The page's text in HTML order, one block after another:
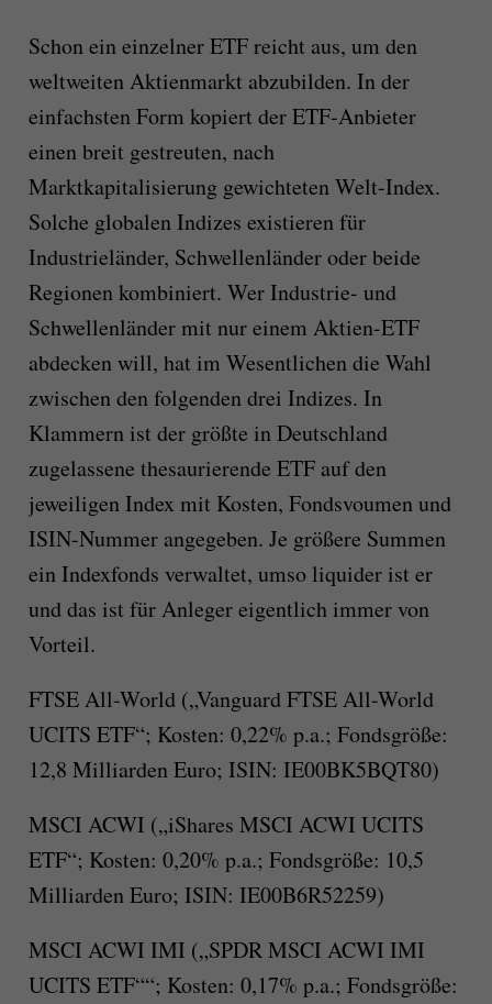
Schon ein einzelner ETF reicht aus, um den
weltweiten Aktienmarkt abzubilden. In der
einfachsten Form kopiert der ETF-Anbieter
einen breit gestreuten, nach
Marktkapitalisierung gewichteten Welt-Index.
Solche globalen Indizes existieren für
Industrieländer, Schwellenländer oder beide
Regionen kombiniert. Wer Industrie- und
Schwellenländer mit nur einem Aktien-ETF
abdecken will, hat im Wesentlichen die Wahl
zwischen den folgenden drei Indizes. In
Klammern ist der größte in Deutschland
zugelassene thesaurierende ETF auf den
jeweiligen Index mit Kosten, Fondsvoumen und
ISIN-Nummer angegeben. Je größere Summen
ein Indexfonds verwaltet, umso liquider ist er
und das ist für Anleger eigentlich immer von
Vorteil.
FTSE All-World („Vanguard FTSE All-World
UCITS ETF“; Kosten: 0,22% p.a.; Fondsgröße:
12,8 Milliarden Euro; ISIN: IE00BK5BQT80)
MSCI ACWI („iShares MSCI ACWI UCITS
ETF“; Kosten: 0,20% p.a.; Fondsgröße: 10,5
Milliarden Euro; ISIN: IE00B6R52259)
MSCI ACWI IMI („SPDR MSCI ACWI IMI
UCITS ETF““; Kosten: 0,17% p.a.; Fondsgröße: